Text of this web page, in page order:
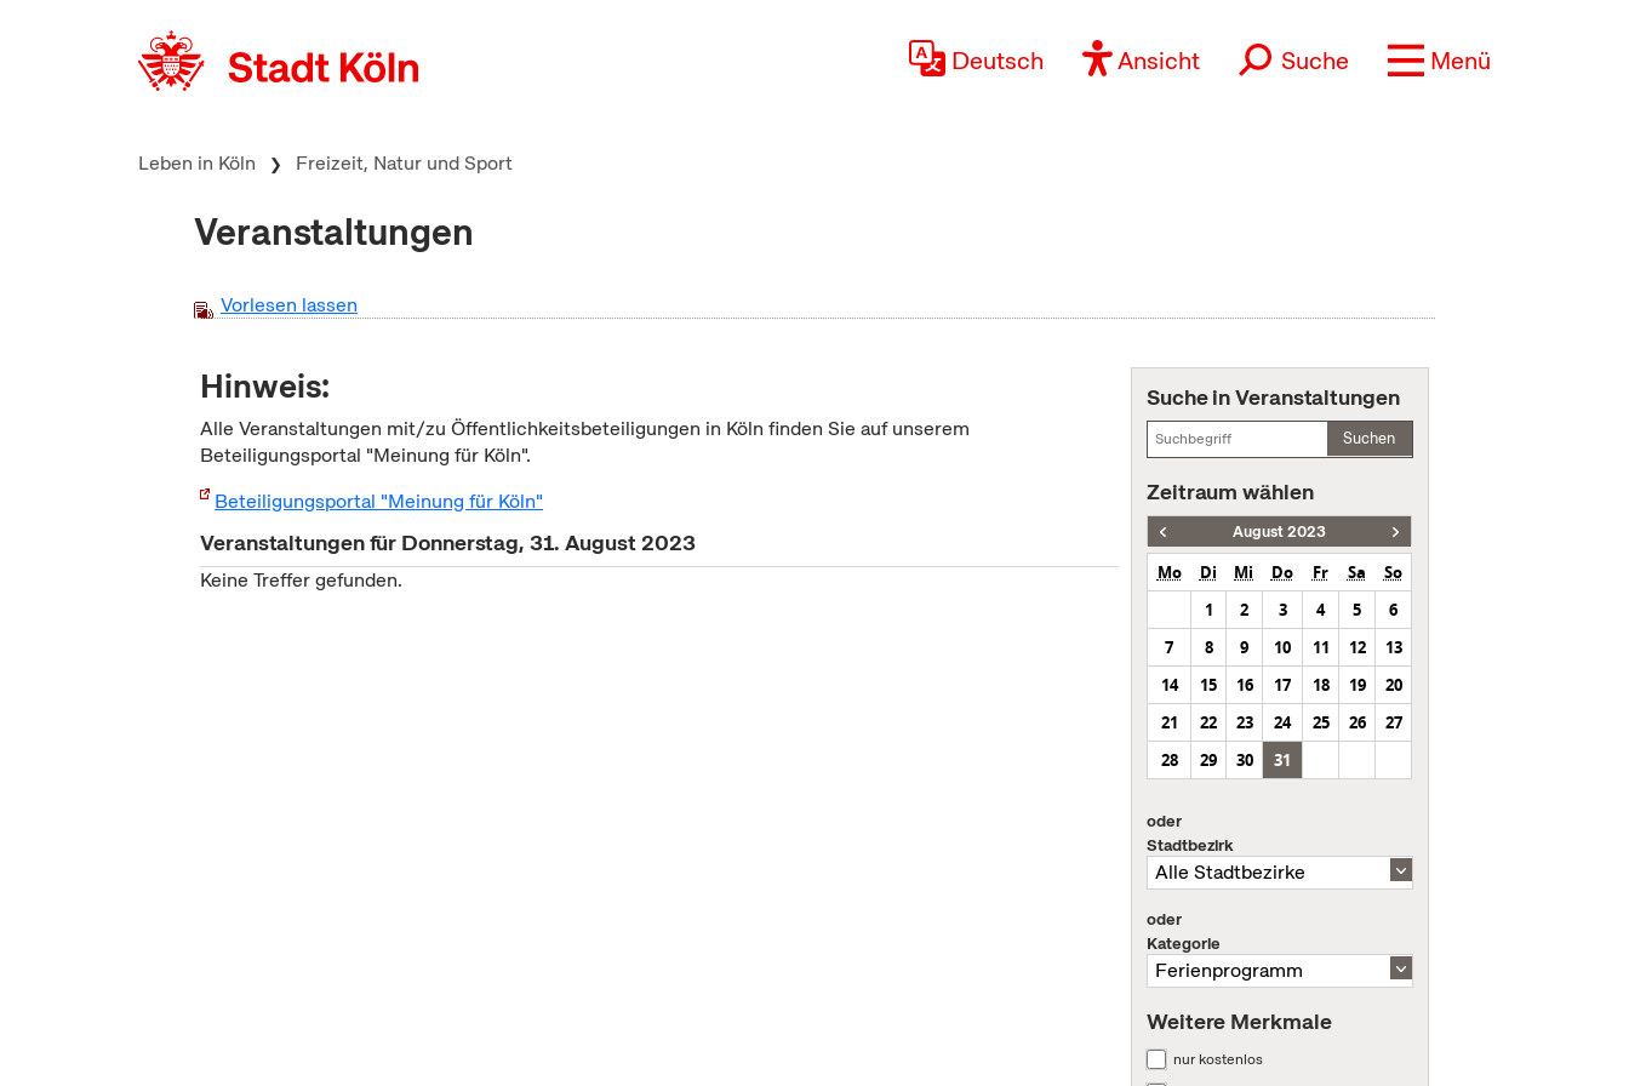
Deutsch Ansicht Suche Menü
Leben in Köln Freizeit, Natur und Sport
Veranstaltungen
Vorlesen lassen
Hinweis:
Alle Veranstaltungen mit/zu Öffentlichkeitsbeteiligungen in Köln finden Sie auf unserem
Beteiligungsportal "Meinung für Köln".
Beteiligungsportal "Meinung für Köln"
Veranstaltungen für Donnerstag, 31. August 2023
Keine Treffer gefunden.
Suche in Veranstaltungen
Suchen
Zeitraum wählen
August 2023
Mo Di Mi Do Fr Sa
So
1
2 3 4 5
6
7
8 9 10 11 12
13
14
15 16 17 18 19
20
21
22 23 24 25 26
27
28
29 30 31
oder
Stadtbezirk
oder
Kategorie
Weitere Merkmale
nur kostenlos